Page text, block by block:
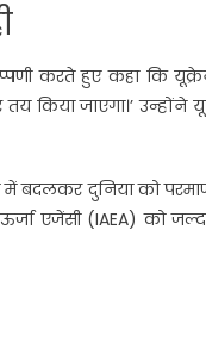
करते हुए कहा कि
तय किया जाएगा।’
में बदलकर दुनिया को
एजेंसी (IAEA) को